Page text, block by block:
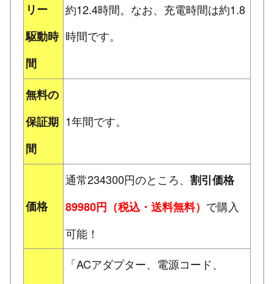
リー
駆動時
間
約12.4時間。なお、充電時間は約1.8
時間です。
無料の
保証期
間
1年間です。
価格
通常234300円のところ、 割引価格
89980円（税込・送料無料） で購入
可能！
「ACアダプター、電源コード、